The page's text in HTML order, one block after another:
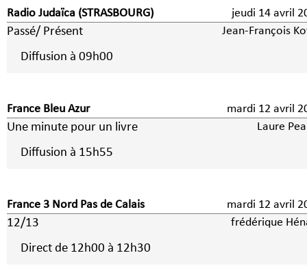
Radio Judaïca (STRASBOURG) jeudi 14 avril
Passé/ Présent Jean-François
Diffusion à 09h00
France Bleu Azur mardi 12 avril
Une minute pour un livre Laure
Diffusion à 15h55
France 3 Nord Pas de Calais mardi 12 avril
12/13 frédérique
Direct de 12h00 à 12h30